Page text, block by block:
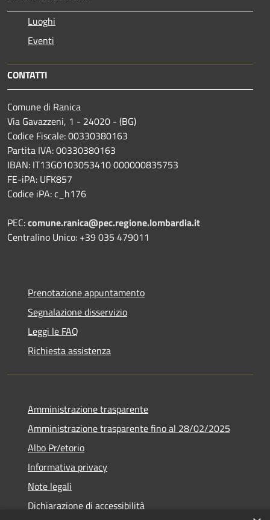
Luoghi
Eventi
CONTATTI
Comune di Ranica
Via Gavazzeni, 1 - 24020 - (BG)
Codice Fiscale: 00330380163
Partita IVA: 00330380163
IBAN: IT13G0103053410 000000835753
FE-iPA: UFK857
Codice iPA: c_h176
PEC:comune.ranica@pec.regione.lombardia.it
Centralino Unico: +39 035 479011
Prenotazione appuntamento
Segnalazione disservizio
Leggi le FAQ
Richiesta assistenza
Amministrazione trasparente
Amministrazione trasparente fino al 28/02/2025
Albo Pr/etorio
Informativa privacy
Note legali
Dichiarazione di accessibilità